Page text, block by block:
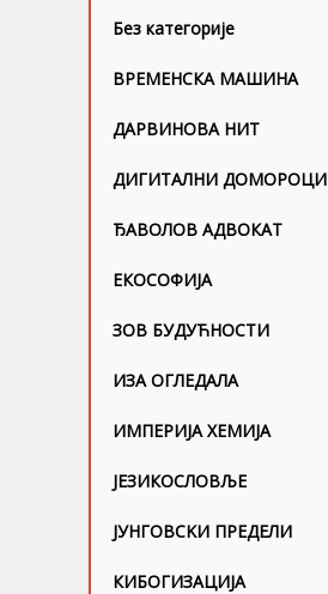
Без категорије
ВРЕМЕНСКА МАШИНА
ДАРВИНОВА НИТ
ДИГИТАЛНИ ДОМОРОЦИ
ЂАВОЛОВ АДВОКАТ
ЕКОСОФИЈА
ЗОВ БУДУЋНОСТИ
ИЗА ОГЛЕДАЛА
ИМПЕРИЈА ХЕМИЈА
ЈЕЗИКОСЛОВЉЕ
ЈУНГОВСKИ ПРЕДЕЛИ
КИБОГИЗАЦИЈА